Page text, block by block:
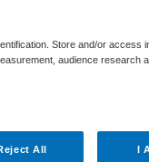
gaat vanaf
Zorg.
Store and/or access
audience research
All I